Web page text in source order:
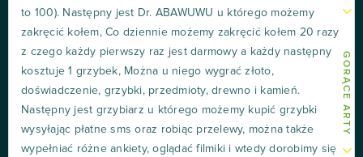
GORĄCE ARTY
to 100). Następny jest Dr. ABAWUWU u którego możemy
zakręcić kołem, Co dziennie możemy zakręcić kołem 20 razy
z czego każdy pierwszy raz jest darmowy a każdy następny
kosztuje 1 grzybek, Można u niego wygrać złoto,
doświadczenie, grzybki, przedmioty, drewno i kamień.
Następny jest grzybiarz u którego możemy kupić grzybki
wysyłając płatne sms oraz robiąc przelewy, można także
wypełniać różne ankiety, oglądać filmiki i wtedy dorobimy się